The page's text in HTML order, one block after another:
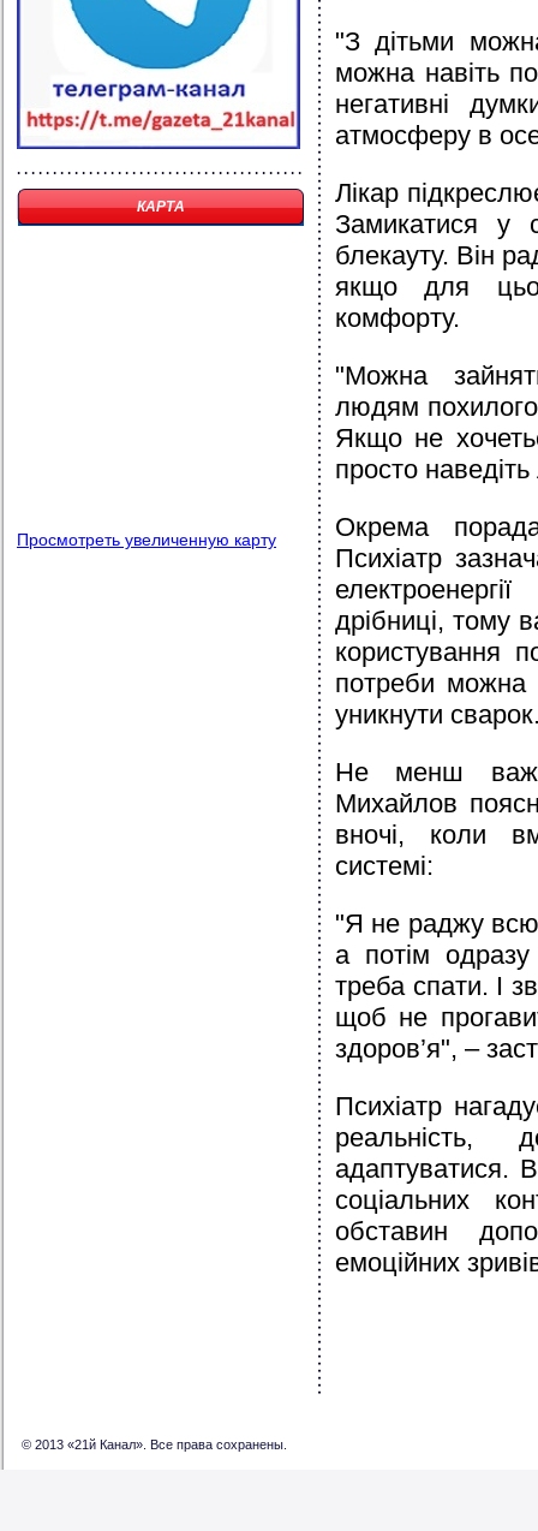
КАРТА
Просмотреть увеличенную карту
"З дітьми
можна навіть
негативні
атмосферу в
Лікар
Замикатися у
блекауту. Він
якщо для
комфорту.
"Можна
людям похилого
Якщо не
просто
Окрема
Психіатр
дрібниці, тому
користування
потреби можна
уникнути
Не менш
Михайлов
вночі, коли
системі:
"Я не раджу всю
а потім
треба спати. І
щоб не
здоров’я", –
Психіатр
реальність,
адаптуватися.
соціальних
обставин
емоційних
© 2013 «21й Канал». Все права сохранены.